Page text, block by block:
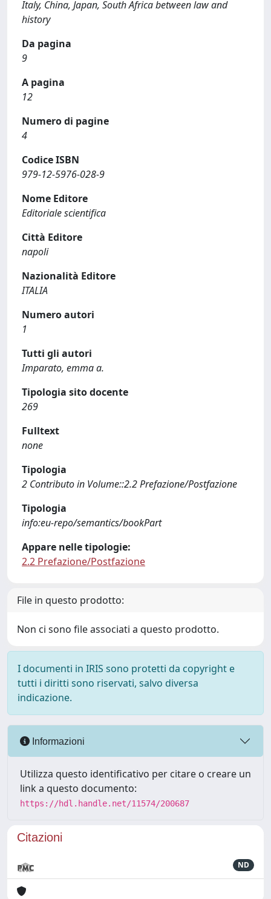
Italy, China, Japan, South Africa between law and
history
Da pagina
9
A pagina
12
Numero di pagine
4
Codice ISBN
979-12-5976-028-9
Nome Editore
Editoriale scientifica
Città Editore
napoli
Nazionalità Editore
ITALIA
Numero autori
1
Tutti gli autori
Imparato, emma a.
Tipologia sito docente
269
Fulltext
none
Tipologia
2 Contributo in Volume::2.2 Prefazione/Postfazione
Tipologia
info:eu-repo/semantics/bookPart
Appare nelle tipologie:
2.2 Prefazione/Postfazione
File in questo prodotto:
Non ci sono file associati a questo prodotto.
I documenti in IRIS sono protetti da copyright e
tutti i diritti sono riservati, salvo diversa
indicazione.
Informazioni
Utilizza questo identificativo per citare o creare un
link a questo documento:
https://hdl.handle.net/11574/200687
Citazioni
ND